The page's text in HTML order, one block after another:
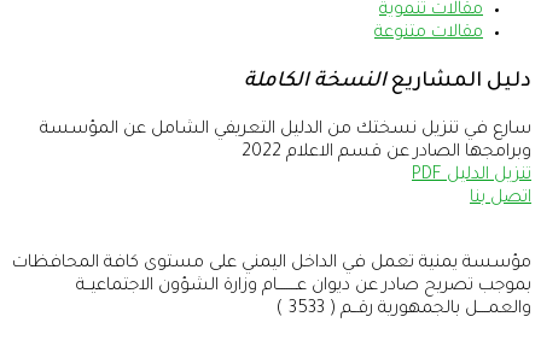
مقالات تنموية
مقالات متنوعة
دليل المشاريعالنسخة الكاملة
سارع في تنزيل نسختك من الدليل التعريفي الشامل عن المؤسسة
وبرامجها الصادر عن قسم الاعلام 2022
تنزيل الدليل PDF
اتصل بنا
مؤسسة يمنية تعمل في الداخل اليمني على مستوى كافة المحافظات
بموجب تصريح صادر عن ديوان عــــــــام وزارة الشؤون الاجتماعيــة
والعمــــل بالجمهورية رقــم ( 3533 )